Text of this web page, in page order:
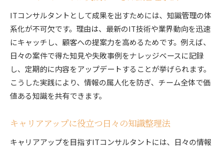
ITコンサルタントとして成果を出すためには、知識管理の体
系化が不可欠です。理由は、最新のIT技術や業界動向を迅速
にキャッチし、顧客への提案力を高めるためです。例えば、
日々の案件で得た知見や失敗事例をナレッジベースに記録
し、定期的に内容をアップデートすることが挙げられます。
こうした実践により、情報の属人化を防ぎ、チーム全体で価
値ある知識を共有できます。
キャリアアップに役立つ日々の知識整理法
キャリアアップを目指すITコンサルタントには、日々の情報